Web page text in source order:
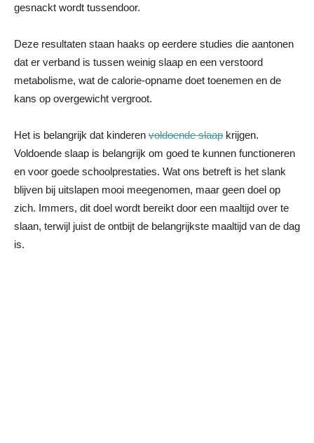
gesnackt wordt tussendoor.
Deze resultaten staan haaks op eerdere studies die aantonen
dat er verband is tussen weinig slaap en een verstoord
metabolisme, wat de calorie-opname doet toenemen en de
kans op overgewicht vergroot.
Het is belangrijk dat kinderen voldoende slaap krijgen.
Voldoende slaap is belangrijk om goed te kunnen functioneren
en voor goede schoolprestaties. Wat ons betreft is het slank
blijven bij uitslapen mooi meegenomen, maar geen doel op
zich. Immers, dit doel wordt bereikt door een maaltijd over te
slaan, terwijl juist de ontbijt de belangrijkste maaltijd van de dag
is.